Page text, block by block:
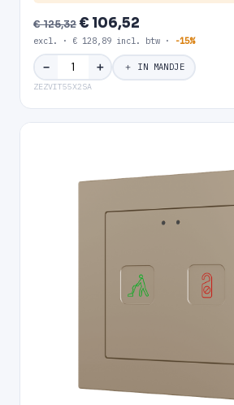
€ 125,32€ 106,52
excl. · € 128,89 incl. btw · -15%
− ＋ ＋ IN MANDJE
ZEZVIT55X2SA